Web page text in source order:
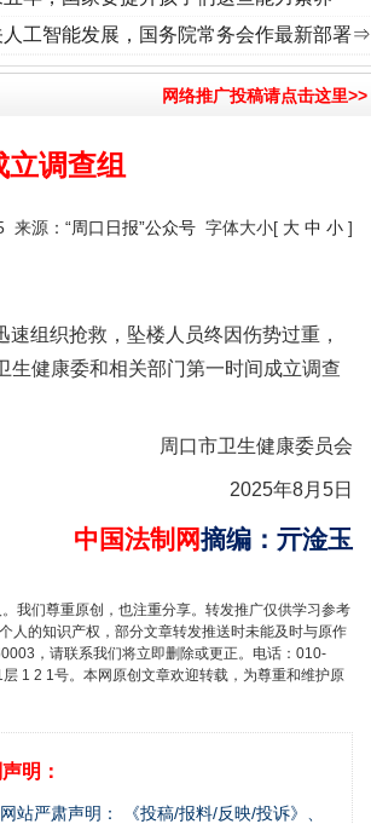
人工智能发展，国务院常务会作最新部署⇒
网络推广投稿请点击这里>>
调查组
来源： “周口日报”公众号 字体大小[ 大 中 小 ]
组织抢救，坠楼人员终因伤势过重，
健康委和相关部门第一时间成立调查
周口市卫生健康委员会
2025年8月5日
中国法制网摘编 ： 亓淦玉
我们尊重原创，也注重分享。转发推广仅供学习参考
人的知识产权，部分文章转发推送时未能及时与原作
，请联系我们将立即删除或更正。电话：010-
1 2 1号。本网原创文章欢迎转载，为尊重和维护原
明：
严肃声明： 《投稿/报料/反映/投诉》、